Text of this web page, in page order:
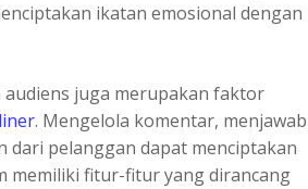
ikatan emosional dengan
juga merupakan faktor
. Mengelola komentar, menjawab
dari pelanggan dapat menciptakan
memiliki fitur-fitur yang dirancang